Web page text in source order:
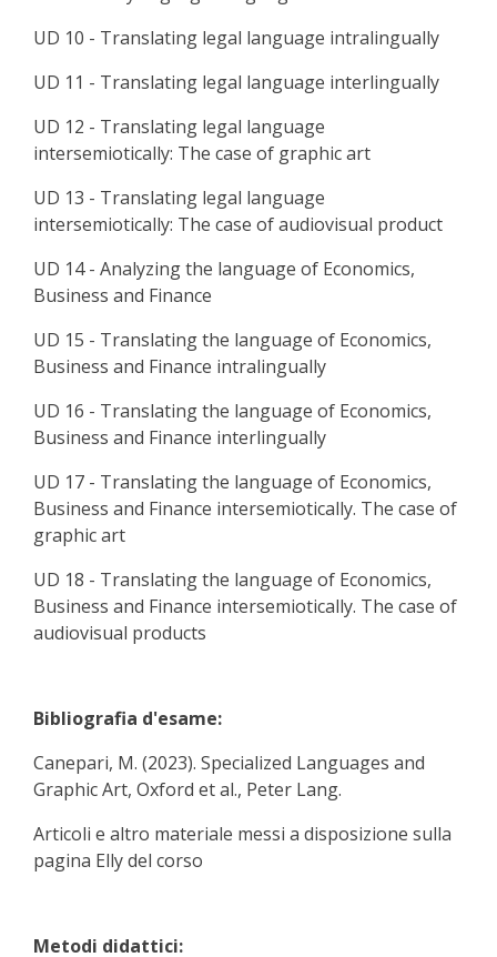
UD 10 - Translating legal language intralingually
UD 11 - Translating legal language interlingually
UD 12 - Translating legal language
intersemiotically: The case of graphic art
UD 13 - Translating legal language
intersemiotically: The case of audiovisual product
UD 14 - Analyzing the language of Economics,
Business and Finance
UD 15 - Translating the language of Economics,
Business and Finance intralingually
UD 16 - Translating the language of Economics,
Business and Finance interlingually
UD 17 - Translating the language of Economics,
Business and Finance intersemiotically. The case of
graphic art
UD 18 - Translating the language of Economics,
Business and Finance intersemiotically. The case of
audiovisual products
Bibliografia d'esame:
Canepari, M. (2023). Specialized Languages and
Graphic Art, Oxford et al., Peter Lang.
Articoli e altro materiale messi a disposizione sulla
pagina Elly del corso
Metodi didattici: